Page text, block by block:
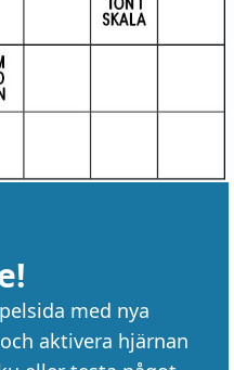
med nya
aktivera hjärnan